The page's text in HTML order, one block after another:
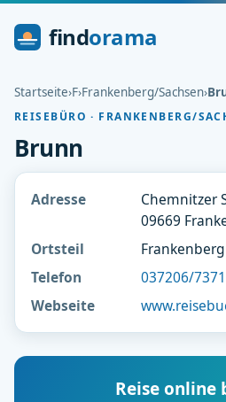
findorama
Startseite›F›Frankenberg/Sachsen›
REISEBÜRO · FRANKENBERG/
Brunn
Adresse
Chemnitzer
09669
Ortsteil
Frankenberg
Telefon
037206/
Webseite
Reise online